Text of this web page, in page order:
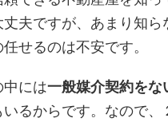
夫ですが、あまり知ら
せるのは不安です。
中には一般媒介契約をな
いるからです。なので、